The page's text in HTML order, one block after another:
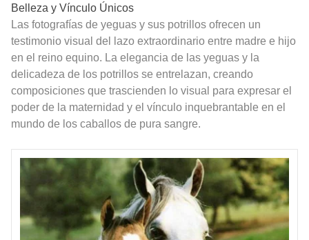
Belleza y Vínculo Únicos
Las fotografías de yeguas y sus potrillos ofrecen un
testimonio visual del lazo extraordinario entre madre e hijo
en el reino equino. La elegancia de las yeguas y la
delicadeza de los potrillos se entrelazan, creando
composiciones que trascienden lo visual para expresar el
poder de la maternidad y el vínculo inquebrantable en el
mundo de los caballos de pura sangre.